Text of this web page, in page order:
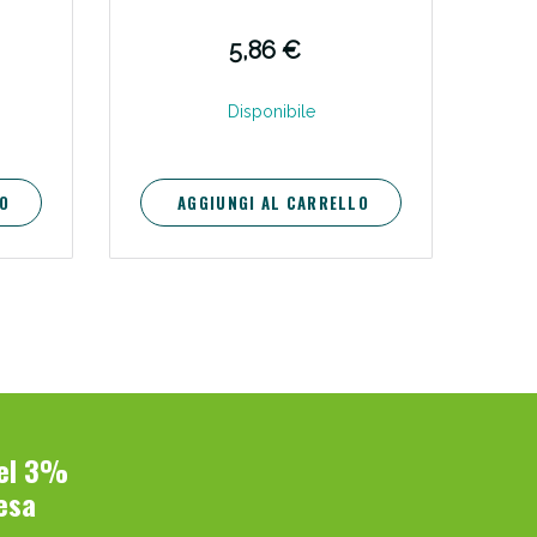
5,86 €
Disponibile
AGGIUNGI AL CARRELLO
3%